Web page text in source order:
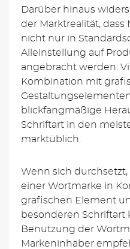
Darüber hinaus
der Marktrealität,
nicht nur in
Alleinstellung auf
angebracht werden.
Kombination mit
blickfangmäßige
Schriftart in den
marktüblich.
Wenn sich
einer Wortmarke in
grafischen Element
besonderen Schriftart
Benutzung der
Markeninhaber